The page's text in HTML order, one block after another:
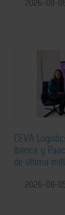
2026-08-
CEVA
Ibérica y
de última
2026-08-